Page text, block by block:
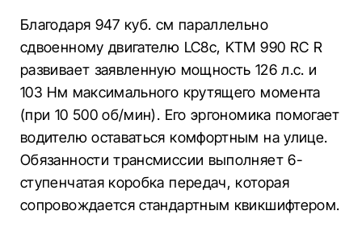
Благодаря 947 куб. см параллельно
сдвоенному двигателю LC8c, KTM 990 RC R
развивает заявленную мощность 126 л.с. и
103 Нм максимального крутящего момента
(при 10 500 об/мин). Его эргономика помогает
водителю оставаться комфортным на улице.
Обязанности трансмиссии выполняет 6-
ступенчатая коробка передач, которая
сопровождается стандартным квикшифтером.